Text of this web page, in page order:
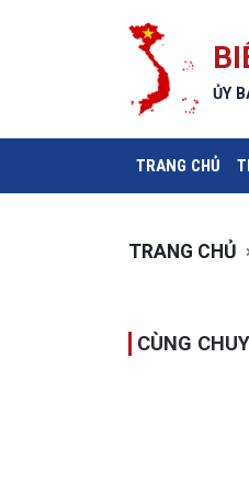
ỦY
TRANG CHỦ
TRANG CHỦ
CÙNG